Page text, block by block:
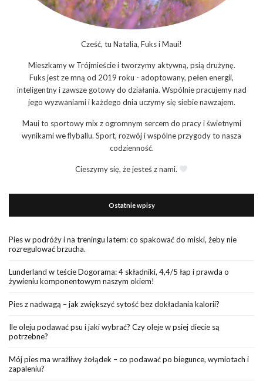
Cześć, tu Natalia, Fuks i Maui!
Mieszkamy w Trójmieście i tworzymy aktywną, psią drużynę.
Fuks jest ze mną od 2019 roku - adoptowany, pełen energii,
inteligentny i zawsze gotowy do działania. Wspólnie pracujemy nad
jego wyzwaniami i każdego dnia uczymy się siebie nawzajem.
Maui to sportowy mix z ogromnym sercem do pracy i świetnymi
wynikami we flyballu. Sport, rozwój i wspólne przygody to nasza
codzienność.
Cieszymy się, że jesteś z nami.
Ostatnie wpisy
Pies w podróży i na treningu latem: co spakować do miski, żeby nie
rozregulować brzucha.
Lunderland w teście Dogorama: 4 składniki, 4,4/5 łap i prawda o
żywieniu komponentowym naszym okiem!
Pies z nadwagą – jak zwiększyć sytość bez dokładania kalorii?
Ile oleju podawać psu i jaki wybrać? Czy oleje w psiej diecie są
potrzebne?
Mój pies ma wrażliwy żołądek – co podawać po biegunce, wymiotach i
zapaleniu?